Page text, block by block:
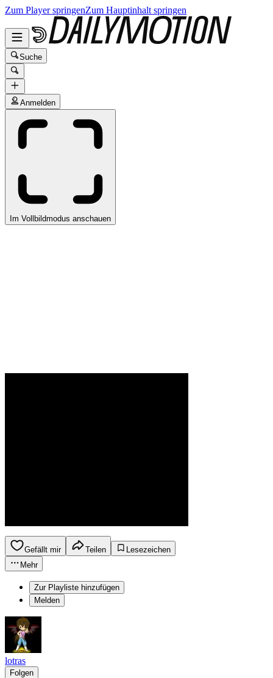
Zum Player springenZum Hauptinhalt springen
Suche
Anmelden
Im Vollbildmodus anschauen
Gefällt mir Teilen
Lesezeichen
Mehr
Zur Playliste hinzufügen
Melden
lotras
Folgen